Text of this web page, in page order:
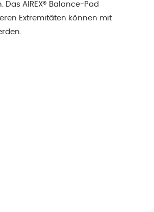
AIREX® Balance-Pad
Extremitäten können mit